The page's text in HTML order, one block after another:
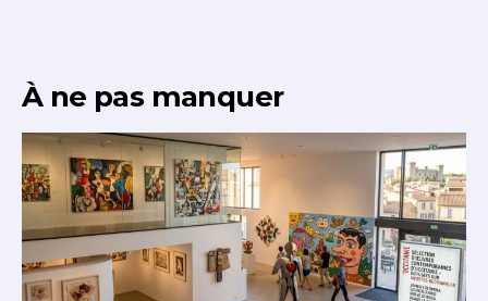
À ne pas manquer